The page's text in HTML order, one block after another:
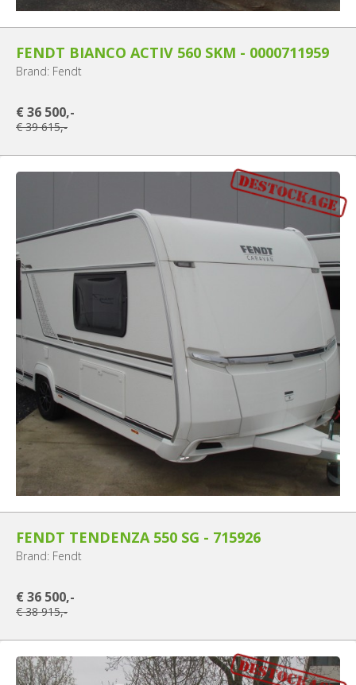
FENDT BIANCO ACTIV 560 SKM - 0000711959
Brand: Fendt
€ 36 500,-
€ 39 615,-
FENDT TENDENZA 550 SG - 715926
Brand: Fendt
€ 36 500,-
€ 38 915,-